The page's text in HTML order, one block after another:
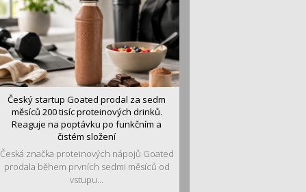
Český startup Goated prodal za sedm
měsíců 200 tisíc proteinových drinků.
Reaguje na poptávku po funkčním a
čistém složení
Česká značka proteinových nápojů Goated
prodala během prvních sedmi měsíců od
vstupu...